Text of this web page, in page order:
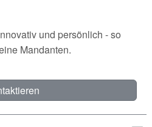
und persönlich - so
Mandanten.